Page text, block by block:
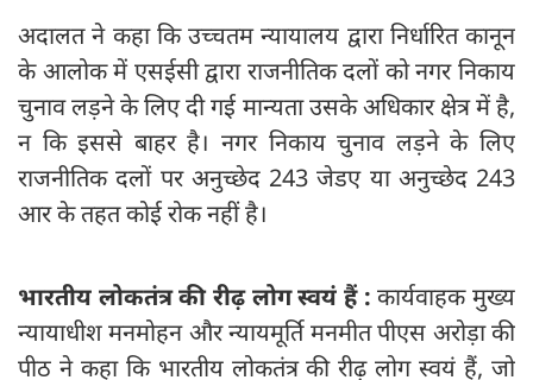
अदालत ने कहा कि उच्चतम न्यायालय द्वारा निर्धारित कानून
के आलोक में एसईसी द्वारा राजनीतिक दलों को नगर निकाय
चुनाव लड़ने के लिए दी गई मान्यता उसके अधिकार क्षेत्र में है,
न कि इससे बाहर है। नगर निकाय चुनाव लड़ने के लिए
राजनीतिक दलों पर अनुच्छेद 243 जेडए या अनुच्छेद 243
आर के तहत कोई रोक नहीं है।
भारतीय लोकतंत्र की रीढ़ लोग स्वयं हैं :कार्यवाहक मुख्य
न्यायाधीश मनमोहन और न्यायमूर्ति मनमीत पीएस अरोड़ा की
पीठ ने कहा कि भारतीय लोकतंत्र की रीढ़ लोग स्वयं हैं, जो